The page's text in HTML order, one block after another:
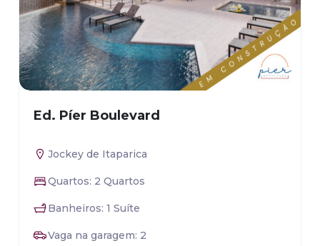
Ed. Píer Boulevard
Jockey de Itaparica
Quartos: 2 Quartos
Banheiros: 1 Suíte
Vaga na garagem: 2